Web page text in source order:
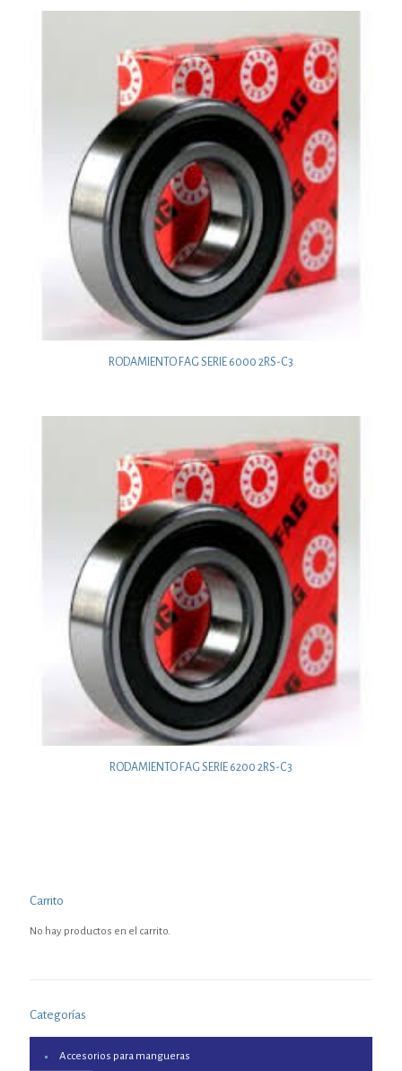
RODAMIENTO FAG SERIE 6000 2RS-C3
RODAMIENTO FAG SERIE 6200 2RS-C3
Carrito
No hay productos en el carrito.
Categorías
Accesorios para mangueras